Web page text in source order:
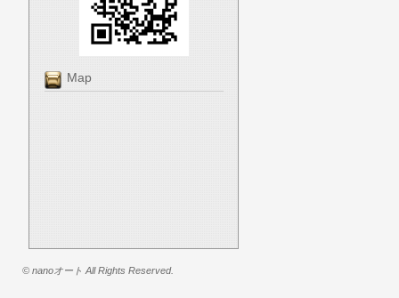
Map
© nanoオート All Rights Reserved.